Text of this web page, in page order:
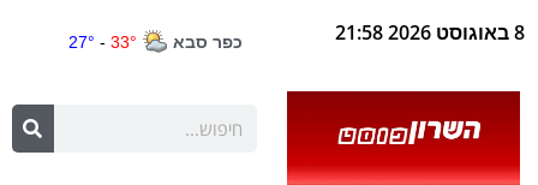
8 באוגוסט 2026 21:58